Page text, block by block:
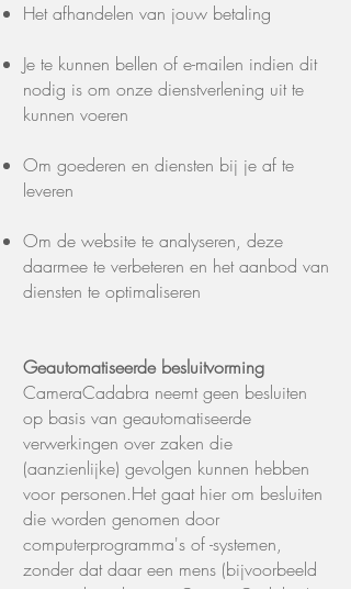
Het afhandelen van jouw betaling
Je te kunnen bellen of e-mailen indien dit
nodig is om onze dienstverlening uit te
kunnen voeren
Om goederen en diensten bij je af te
leveren
Om de website te analyseren, deze
daarmee te verbeteren en het aanbod van
diensten te optimaliseren
Geautomatiseerde besluitvorming
CameraCadabra neemt geen besluiten
op basis van geautomatiseerde
verwerkingen over zaken die
(aanzienlijke) gevolgen kunnen hebben
voor personen.Het gaat hier om besluiten
die worden genomen door
computerprogramma's of -systemen,
zonder dat daar een mens (bijvoorbeeld